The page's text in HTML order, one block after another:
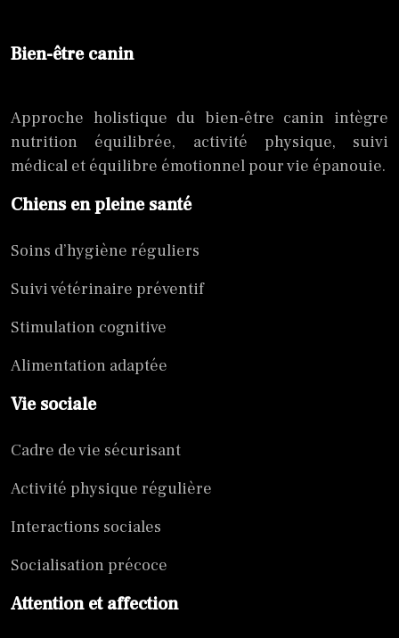
Bien-être canin
Approche holistique du bien-être canin intègre
nutrition équilibrée, activité physique, suivi
médical et équilibre émotionnel pour vie épanouie.
Chiens en pleine santé
Soins d’hygiène réguliers
Suivi vétérinaire préventif
Stimulation cognitive
Alimentation adaptée
Vie sociale
Cadre de vie sécurisant
Activité physique régulière
Interactions sociales
Socialisation précoce
Attention et affection